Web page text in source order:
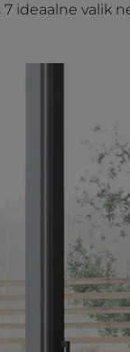
ideaalne valik